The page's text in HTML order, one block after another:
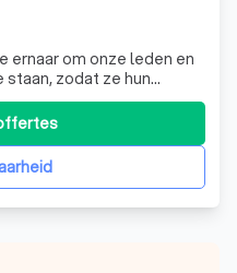
ernaar om onze leden en
staan, zodat ze hun
tegemoet kunnen zien.
betaalbare uitvaart te
de
uitvaartwezen te be